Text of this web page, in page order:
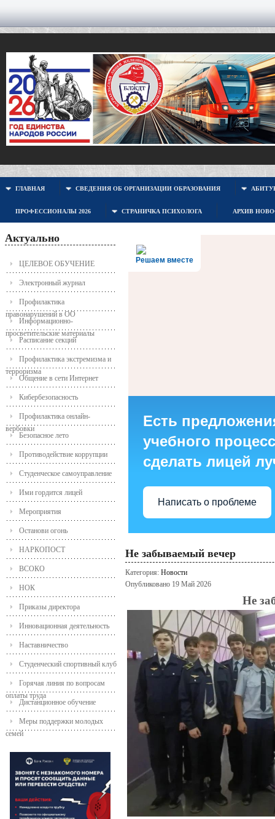
ГЛАВНАЯ СВЕДЕНИЯ ОБ ОРГАНИЗАЦИИ ОБРАЗОВАНИЯ
ПРОФЕССИОНАЛЫ 2026 СТРАНИЧКА ПСИХОЛОГА АРХИВ
Актуально
ЦЕЛЕВОЕ ОБУЧЕНИЕ
Электронный журнал
Профилактика
правонарушений в ОО
Информационно-
просветительские материалы
Расписание секций
Профилактика экстремизма и
терроризма
Общение в сети Интернет
Кибербезопасность
Профилактика онлайн-
вербовки
Безопасное лето
Противодействие коррупции
Студенческое самоуправление
Ими гордится лицей
Мероприятия
Останови огонь
НАРКОПОСТ
ВСОКО
НОК
Приказы директора
Инновационная деятельность
Наставничество
Студенческий спортивный клуб
Горячая линия по вопросам
оплаты труда
Дистанционное обучение
Меры поддержки молодых
семей
Решаем вместе
Есть
учебного
сделать лицей
Написать о проблеме
Не забываемый вечер
Категория: Новости
Опубликовано 19 Май 2026
Не